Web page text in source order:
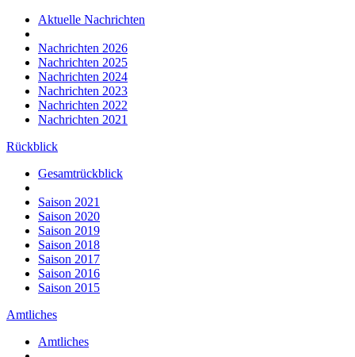
Aktuelle Nachrichten
Nachrichten 2026
Nachrichten 2025
Nachrichten 2024
Nachrichten 2023
Nachrichten 2022
Nachrichten 2021
Rückblick
Gesamtrückblick
Saison 2021
Saison 2020
Saison 2019
Saison 2018
Saison 2017
Saison 2016
Saison 2015
Amtliches
Amtliches